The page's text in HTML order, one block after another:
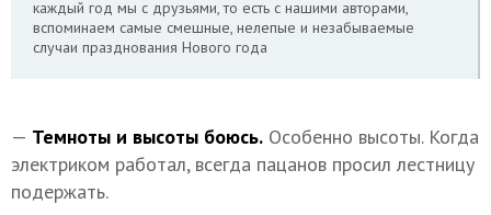
каждый год мы с друзьями, то есть с нашими авторами,
вспоминаем самые смешные, нелепые и незабываемые
случаи празднования Нового года
— Темноты и высоты боюсь. Особенно высоты. Когда
электриком работал, всегда пацанов просил лестницу
подержать.